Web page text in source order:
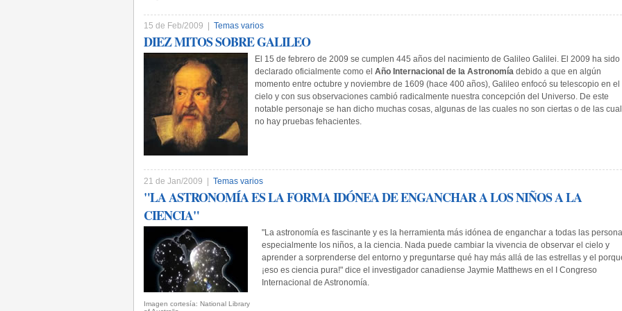
15 de Feb/2009 | Temas varios
DIEZ MITOS SOBRE GALILEO
El 15 de febrero de 2009 se cumplen 445 años del nacimiento de Galileo Galilei. El 2009 ha sido
declarado oficialmente como el Año Internacional de la Astronomía debido a que en algún
momento entre octubre y noviembre de 1609 (hace 400 años), Galileo enfocó su telescopio en el
cielo y con sus observaciones cambió radicalmente nuestra concepción del Universo. De este
notable personaje se han dicho muchas cosas, algunas de las cuales no son ciertas o de las
no hay pruebas fehacientes.
21 de Jan/2009 | Temas varios
"LA ASTRONOMÍA ES LA FORMA IDÓNEA DE ENGANCHAR A LOS NIÑOS A LA
CIENCIA"
­Imagen cortesía: National Library
"La astronomía es fascinante y es la herramienta más idónea de enganchar a todas las
especialmente los niños, a la ciencia. Nada puede cambiar la vivencia de observar el cielo y
aprender a sorprenderse del entorno y preguntarse qué hay más allá de las estrellas y el
¡eso es ciencia pura!" dice el investigador canadiense Jaymie Matthews en el I Congreso
Internacional de Astronomía.